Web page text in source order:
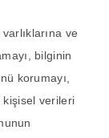
ve
bilginin
korumayı,
kişisel verileri